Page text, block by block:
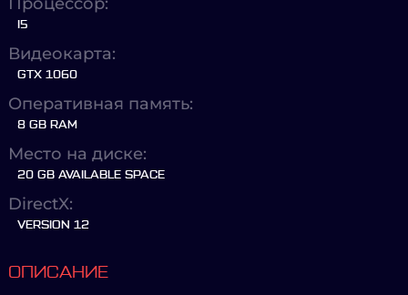
I5
Видеокарта:
GTX 1060
Оперативная память:
8 GB RAM
Место на диске:
20 GB AVAILABLE SPACE
DirectX:
VERSION 12
ОПИСАНИЕ